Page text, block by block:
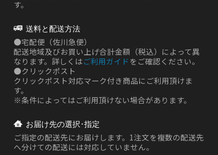
す。
送料と配送方法
●宅配便（佐川急便）
配送地域及びお買い上げ合計金額（税込）によって異
なります。詳しくはご利用ガイド をご確認ください。
●クリックポスト
クリックポスト対応マーク付き商品にご利用頂けま
す。
※条件によってはご利用頂けない場合があります。
お届け先の選択･指定
ご指定の配送先にお届けします。1注文を複数の配送先
へ分けての配送には対応していません。